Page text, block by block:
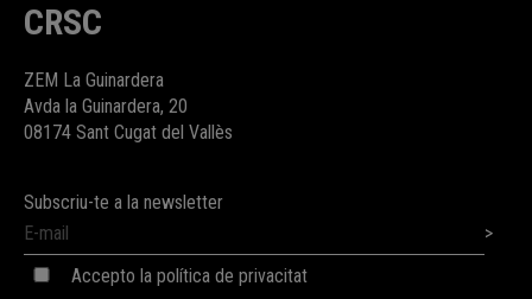
CRSC
ZEM La Guinardera
Avda la Guinardera, 20
08174 Sant Cugat del Vallès
Subscriu-te a la newsletter
Accepto la política de privacitat